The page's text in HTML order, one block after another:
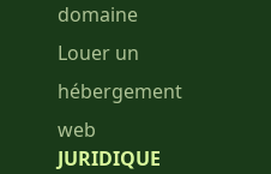
domaine
Louer un
hébergement
web
JURIDIQUE